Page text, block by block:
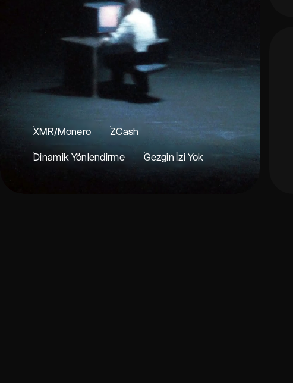
XMR/Monero ZCash
Dinamik Yönlendirme Gezgin İzi Yok